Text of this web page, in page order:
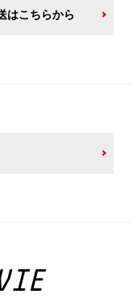
はこちらから